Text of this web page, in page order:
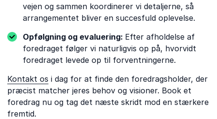
vejen og sammen koordinerer vi detaljerne, så
arrangementet bliver en succesfuld oplevelse.
Opfølgning og evaluering: Efter afholdelse af
foredraget følger vi naturligvis op på, hvorvidt
foredraget levede op til forventningerne.
Kontakt os i dag for at finde den foredragsholder, der
præcist matcher jeres behov og visioner. Book et
foredrag nu og tag det næste skridt mod en stærkere
fremtid.